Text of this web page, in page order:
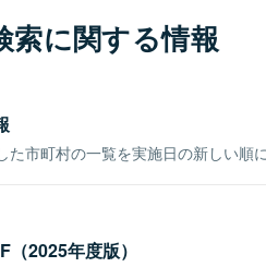
索に関する情報
た市町村の一覧を実施日の新しい順
2025年度版）